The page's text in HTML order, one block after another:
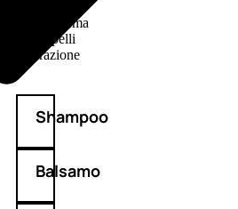
Cera e Crema
Gel Capelli
Colorazione
Shampoo
Balsamo